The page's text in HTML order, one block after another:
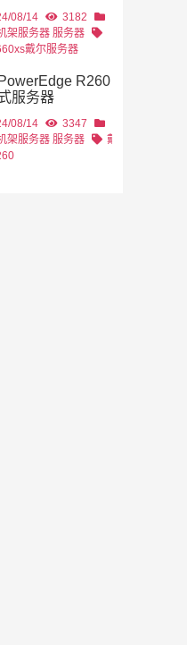
08/14
3182
架服务器 服务器
戴尔服务器
R260
服务器
08/14
3347
架服务器 服务器
戴